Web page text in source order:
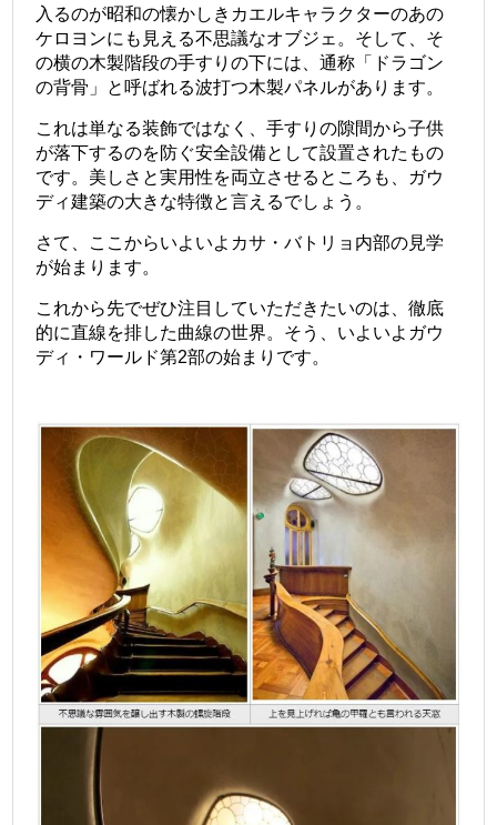
入るのが昭和の懐かしきカエルキャラクターのあの
ケロヨンにも見える不思議なオブジェ。そして、そ
の横の木製階段の手すりの下には、通称「ドラゴン
の背骨」と呼ばれる波打つ木製パネルがあります。
これは単なる装飾ではなく、手すりの隙間から子供
が落下するのを防ぐ安全設備として設置されたもの
です。美しさと実用性を両立させるところも、ガウ
ディ建築の大きな特徴と言えるでしょう。
さて、ここからいよいよカサ・バトリョ内部の見学
が始まります。
これから先でぜひ注目していただきたいのは、徹底
的に直線を排した曲線の世界。そう、いよいよガウ
ディ・ワールド第2部の始まりです。